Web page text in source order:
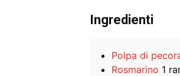
Ingredienti
Polpa di
Rosmarino 1